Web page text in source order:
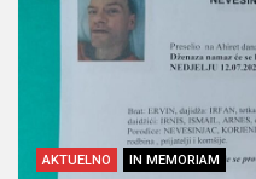
AKTUELNO IN MEMORIAM